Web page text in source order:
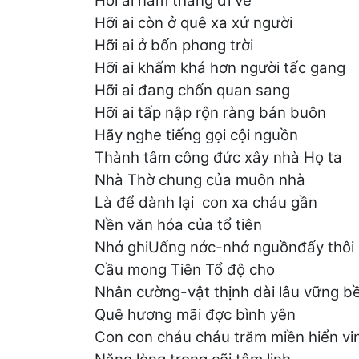
Hỡi ai còn ở quê xa xứ người
Hỡi ai ở bốn phơng trời
Hỡi ai khấm khá hơn người tấc gang
Hỡi ai đang chốn quan sang
Hỡi ai tấp nập rộn ràng bán buôn
Hãy nghe tiếng gọi cội nguồn
Thành tâm công đức xây nhà Họ ta
Nhà Thờ chung của muôn nhà
Là để dành lại con xa cháu gần
Nền văn hóa của tổ tiên
Nhớ ghiUống nớc-nhớ nguồnđấy thôi
Cầu mong Tiên Tổ độ cho
Nhân cường-vật thịnh dài lâu vững
Quê hương mãi đợc bình yên
Con con cháu cháu trăm miền hiển